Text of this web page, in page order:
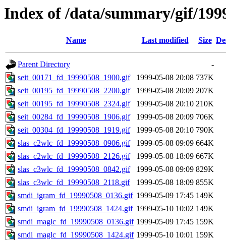
Index of /data/summary/gif/
Name Last modified Size
Parent Directory
-
seit_00171_fd_19990508_1900.gif
1999-05-08 20:08 737K
seit_00195_fd_19990508_2200.gif
1999-05-08 20:09 207K
seit_00195_fd_19990508_2324.gif
1999-05-08 20:10 210K
seit_00284_fd_19990508_1906.gif
1999-05-08 20:09 706K
seit_00304_fd_19990508_1919.gif
1999-05-08 20:10 790K
slas_c2wlc_fd_19990508_0906.gif
1999-05-08 09:09 664K
slas_c2wlc_fd_19990508_2126.gif
1999-05-08 18:09 667K
slas_c3wlc_fd_19990508_0842.gif
1999-05-08 09:09 829K
slas_c3wlc_fd_19990508_2118.gif
1999-05-08 18:09 855K
smdi_igram_fd_19990508_0136.gif 1999-05-09 17:45 149K
smdi_igram_fd_19990508_1424.gif 1999-05-10 10:02 149K
smdi_maglc_fd_19990508_0136.gif 1999-05-09 17:45 159K
smdi_maglc_fd_19990508_1424.gif 1999-05-10 10:01 159K